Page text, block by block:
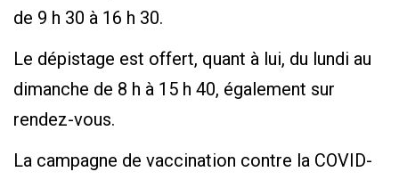
de 9 h 30 à 16 h 30.
Le dépistage est offert, quant à lui, du lundi au
dimanche de 8 h à 15 h 40, également sur
rendez-vous.
La campagne de vaccination contre la COVID-